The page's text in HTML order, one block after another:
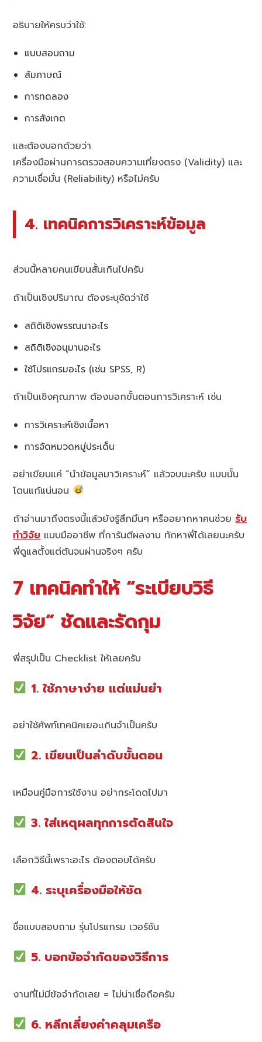
อธิบายให้ครบว่าใช้:
แบบสอบถาม
สัมภาษณ์
การทดลอง
การสังเกต
และต้องบอกด้วยว่า
เครื่องมือผ่านการตรวจสอบความเที่ยงตรง (Validity) และ
ความเชื่อมั่น (Reliability) หรือไม่ครับ
4. เทคนิคการวิเคราะห์ข้อมูล
ส่วนนี้หลายคนเขียนสั้นเกินไปครับ
ถ้าเป็นเชิงปริมาณ ต้องระบุชัดว่าใช้
สถิติเชิงพรรณนาอะไร
สถิติเชิงอนุมานอะไร
ใช้โปรแกรมอะไร (เช่น SPSS, R)
ถ้าเป็นเชิงคุณภาพ ต้องบอกขั้นตอนการวิเคราะห์ เช่น
การวิเคราะห์เชิงเนื้อหา
การจัดหมวดหมู่ประเด็น
อย่าเขียนแค่ “นำข้อมูลมาวิเคราะห์” แล้วจบนะครับ แบบนั้น
โดนแก้แน่นอน
ถ้าอ่านมาถึงตรงนี้แล้วยังรู้สึกมึนๆ หรืออยากหาคนช่วย รับ
ทำวิจัย แบบมืออาชีพ ที่การันตีผลงาน ทักหาพี่ได้เลยนะครับ
พี่ดูแลตั้งแต่ต้นจนผ่านจริงๆ ครับ
7 เทคนิคทำให้ “ระเบียบวิธี
วิจัย” ชัดและรัดกุม
พี่สรุปเป็น Checklist ให้เลยครับ
1. ใช้ภาษาง่าย แต่แม่นยำ
อย่าใช้ศัพท์เทคนิคเยอะเกินจำเป็นครับ
2. เขียนเป็นลำดับขั้นตอน
เหมือนคู่มือการใช้งาน อย่ากระโดดไปมา
3. ใส่เหตุผลทุกการตัดสินใจ
เลือกวิธีนี้เพราะอะไร ต้องตอบได้ครับ
4. ระบุเครื่องมือให้ชัด
ชื่อแบบสอบถาม รุ่นโปรแกรม เวอร์ชัน
5. บอกข้อจำกัดของวิธีการ
งานที่ไม่มีข้อจำกัดเลย = ไม่น่าเชื่อถือครับ
6. หลีกเลี่ยงคำคลุมเครือ